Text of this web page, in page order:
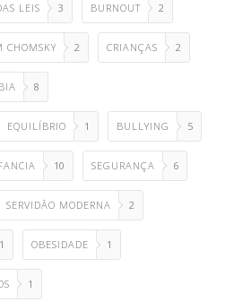
LEIS 3 BURNOUT 2
CHOMSKY 2 CRIANÇAS 2
8
EQUILÍBRIO 1 BULLYING 5
10 SEGURANÇA 6
SERVIDÃO MODERNA 2
1 OBESIDADE 1
1